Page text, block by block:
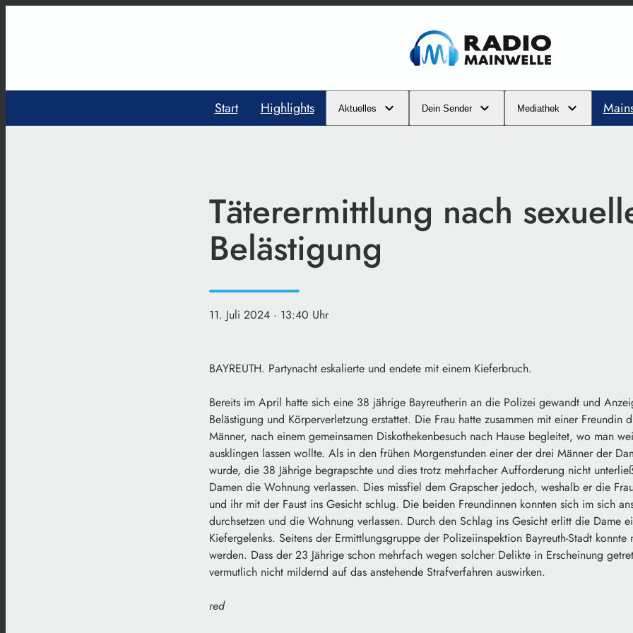
Start Highlights Aktuelles Dein Sender Mediathek
Täterermittlung nach
Belästigung
11. Juli 2024 · 13:40 Uhr
BAYREUTH. Partynacht eskalierte und endete mit einem Kieferbruch.
Bereits im April hatte sich eine 38 jährige Bayreutherin an die Polizei gewandt und
Belästigung und Körperverletzung erstattet. Die Frau hatte zusammen mit einer Freundin
Männer, nach einem gemeinsamen Diskothekenbesuch nach Hause begleitet, wo man
ausklingen lassen wollte. Als in den frühen Morgenstunden einer der drei Männer der
wurde, die 38 Jährige begrapschte und dies trotz mehrfacher Aufforderung nicht
Damen die Wohnung verlassen. Dies missfiel dem Grapscher jedoch, weshalb er die
und ihr mit der Faust ins Gesicht schlug. Die beiden Freundinnen konnten sich im sich
durchsetzen und die Wohnung verlassen. Durch den Schlag ins Gesicht erlitt die Dame
Kiefergelenks. Seitens der Ermittlungsgruppe der Polizeiinspektion Bayreuth-Stadt konnte
werden. Dass der 23 Jährige schon mehrfach wegen solcher Delikte in Erscheinung
vermutlich nicht mildernd auf das anstehende Strafverfahren auswirken.
red